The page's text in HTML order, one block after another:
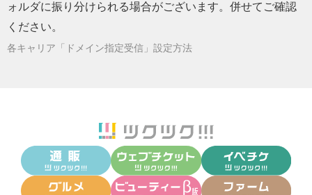
ォルダに振り分けられる場合がございます。併せてご確認
ください。
各キャリア「ドメイン指定受信」設定方法